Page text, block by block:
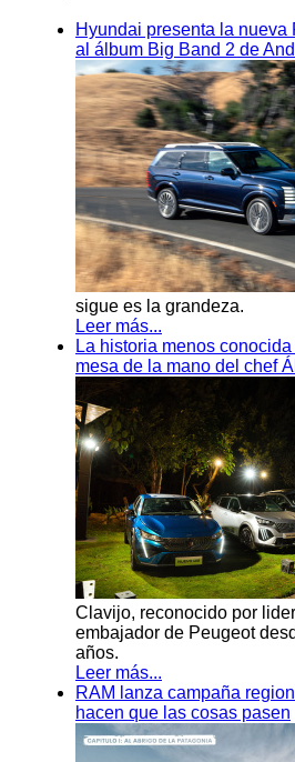
Hyundai presenta la
al álbum Big Band 2 de
sigue es la grandeza.
Leer más...
La historia menos
mesa de la mano del chef
Clavijo, reconocido por
embajador de Peugeot
años.
Leer más...
RAM lanza campaña
hacen que las cosas pasen